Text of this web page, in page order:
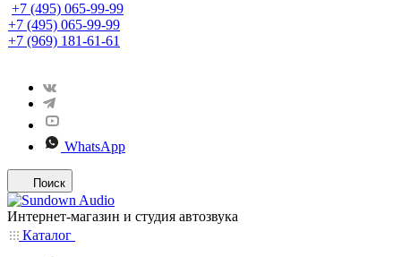
+7 (495) 065-99-99
+7 (495) 065-99-99
+7 (969) 181-61-61
WhatsApp
Поиск
Интернет-магазин и студия автозвука
Каталог